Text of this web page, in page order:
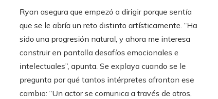
Ryan asegura que empezó a dirigir porque sentía
que se le abría un reto distinto artísticamente. “Ha
sido una progresión natural, y ahora me interesa
construir en pantalla desafíos emocionales e
intelectuales”, apunta. Se explaya cuando se le
pregunta por qué tantos intérpretes afrontan ese
cambio: “Un actor se comunica a través de otros,